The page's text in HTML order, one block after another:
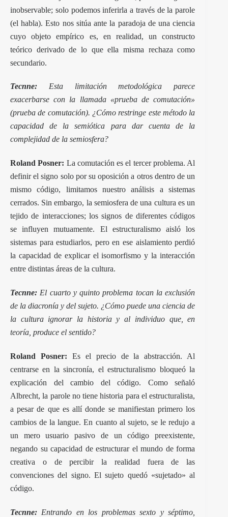
inobservable; solo podemos inferirla a través de la parole
(el habla). Esto nos sitúa ante la paradoja de una ciencia
cuyo objeto empírico es, en realidad, un constructo
teórico derivado de lo que ella misma rechaza como
secundario.
Tecnne: Esta limitación metodológica parece
exacerbarse con la llamada «prueba de comutación»
(prueba de comutación). ¿Cómo restringe este método la
capacidad de la semiótica para dar cuenta de la
complejidad de la semiosfera?
Roland Posner: La comutación es el tercer problema. Al
definir el signo solo por su oposición a otros dentro de un
mismo código, limitamos nuestro análisis a sistemas
cerrados. Sin embargo, la semiosfera de una cultura es un
tejido de interacciones; los signos de diferentes códigos
se influyen mutuamente. El estructuralismo aisló los
sistemas para estudiarlos, pero en ese aislamiento perdió
la capacidad de explicar el isomorfismo y la interacción
entre distintas áreas de la cultura.
Tecnne: El cuarto y quinto problema tocan la exclusión
de la diacronía y del sujeto. ¿Cómo puede una ciencia de
la cultura ignorar la historia y al individuo que, en
teoría, produce el sentido?
Roland Posner: Es el precio de la abstracción. Al
centrarse en la sincronía, el estructuralismo bloqueó la
explicación del cambio del código. Como señaló
Albrecht, la parole no tiene historia para el estructuralista,
a pesar de que es allí donde se manifiestan primero los
cambios de la langue. En cuanto al sujeto, se le redujo a
un mero usuario pasivo de un código preexistente,
negando su capacidad de estructurar el mundo de forma
creativa o de percibir la realidad fuera de las
convenciones del signo. El sujeto quedó «sujetado» al
código.
Tecnne: Entrando en los problemas sexto y séptimo,